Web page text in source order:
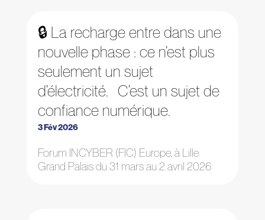
🔒 La recharge entre dans une
nouvelle phase : ce n’est plus
seulement un sujet
d’électricité. C’est un sujet de
confiance numérique.
3 Fév 2026
Forum INCYBER (FIC) Europe, à Lille
Grand Palais du 31 mars au 2 avril 2026